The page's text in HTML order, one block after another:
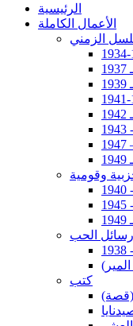
الرئيسية
الأعمال الكاملة
الزمني
وقومية
رسائل الحب
كتب